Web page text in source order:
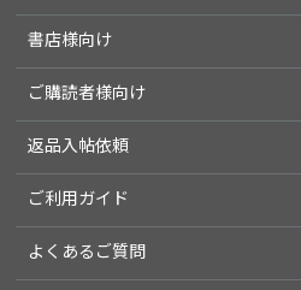
書店様向け
ご購読者様向け
返品入帖依頼
ご利用ガイド
よくあるご質問